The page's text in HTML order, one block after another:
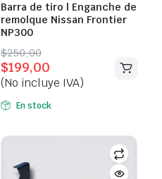
Barra de tiro | Enganche de
remolque Nissan Frontier
NP300
$250,00
Original
price
was:
$250,00.
$199,00
Current
price
is:
$199,00.
(No incluye IVA)
En stock